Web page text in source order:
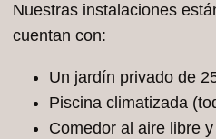
Nuestras instalaciones
cuentan con:
Un jardín privado de
Piscina climatizada
Comedor al aire libre